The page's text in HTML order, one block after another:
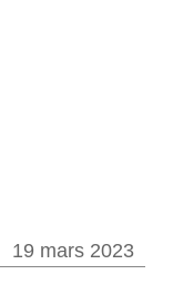
19 mars 2023